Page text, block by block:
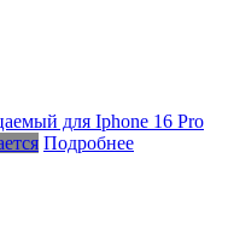
для Iphone 16 Pro
Подробнее